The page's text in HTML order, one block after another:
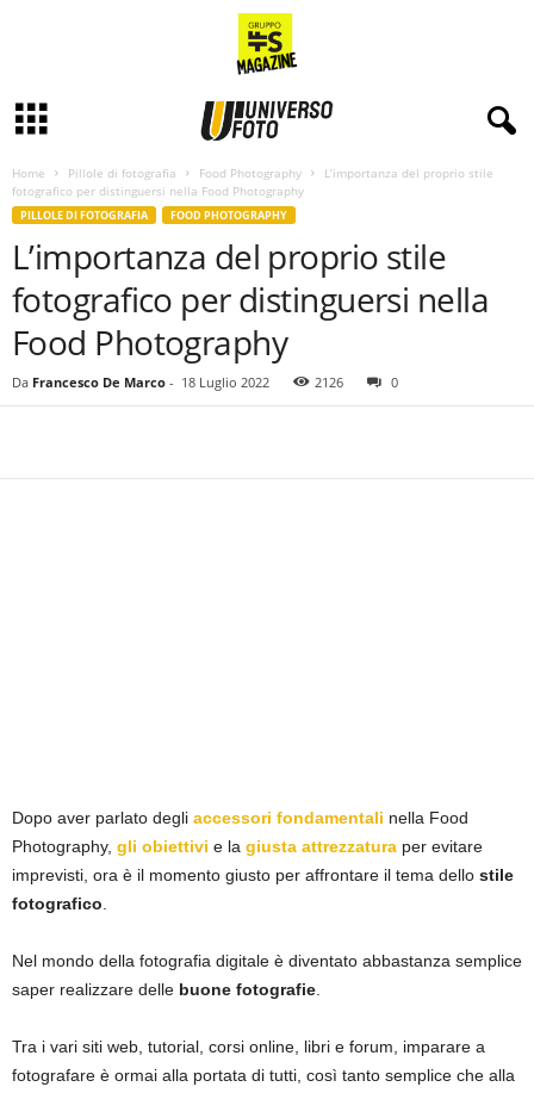
Home Pillole di fotografia Food Photography
L’importanza del proprio stile
fotografico per distinguersi nella Food Photography
PILLOLE DI FOTOGRAFIA FOOD PHOTOGRAPHY
L’importanza del proprio stile
fotografico per distinguersi nella
Food Photography
Da Francesco De Marco - 18 Luglio 2022 2126 0
Dopo aver parlato degli accessori fondamentali nella Food
Photography, gli obiettivi e la giusta attrezzatura per evitare
imprevisti, ora è il momento giusto per affrontare il tema dello stile
fotografico.
Nel mondo della fotografia digitale è diventato abbastanza semplice
saper realizzare delle buone fotografie.
Tra i vari siti web, tutorial, corsi online, libri e forum, imparare a
fotografare è ormai alla portata di tutti, così tanto semplice che alla